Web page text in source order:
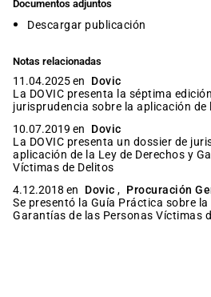
Documentos adjuntos
Descargar publicación
Notas relacionadas
11.04.2025 en
Dovic
La DOVIC presenta la séptima
jurisprudencia sobre la aplicación de
10.07.2019 en
Dovic
La DOVIC presenta un dossier de
aplicación de la Ley de Derechos y
Víctimas de Delitos
4.12.2018 en
Dovic , Procuración
Se presentó la Guía Práctica sobre la
Garantías de las Personas Víctimas